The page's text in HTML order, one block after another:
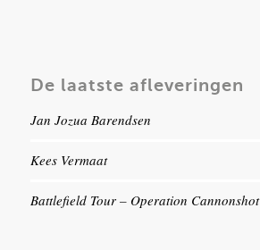
De laatste afleveringen
Jan Jozua Barendsen
Kees Vermaat
Battlefield Tour – Operation Cannonshot